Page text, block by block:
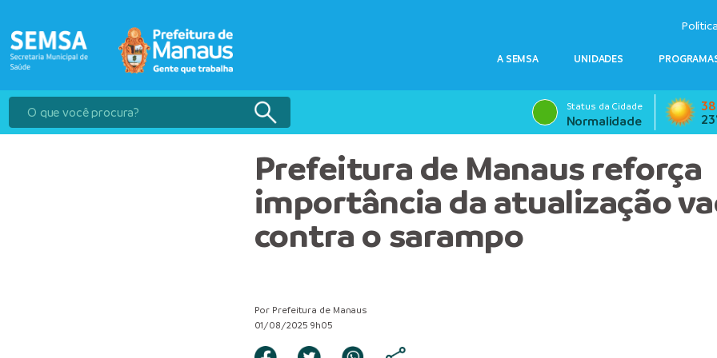
A SEMSA UNIDADES
Status da Cidade
Normalidade
Prefeitura de Manaus reforça
importância da atualização
contra o sarampo
Por Prefeitura de Manaus
01/08/2025 9h05